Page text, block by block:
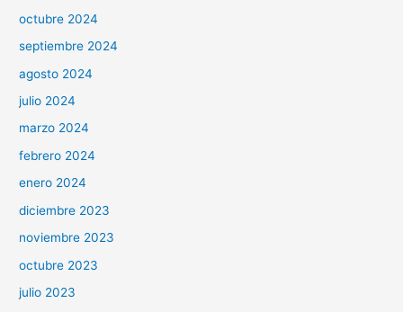
octubre 2024
septiembre 2024
agosto 2024
julio 2024
marzo 2024
febrero 2024
enero 2024
diciembre 2023
noviembre 2023
octubre 2023
julio 2023